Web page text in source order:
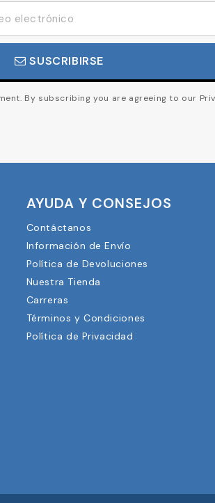
SUSCRIBIRSE
By subscribing you are agreeing to our
AYUDA Y CONSEJOS
Contáctanos
Información de Envío
Política de Devoluciones
Nuestra Tienda
Carreras
Términos y Condiciones
Política de Privacidad